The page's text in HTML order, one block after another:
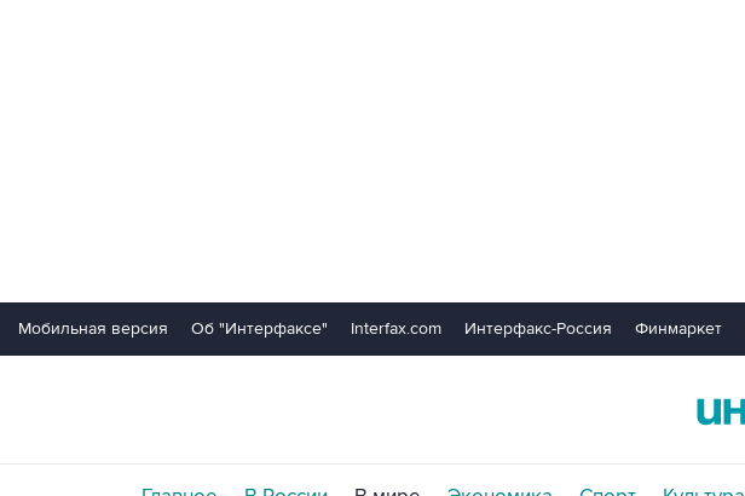
Мобильная версия Об "Интерфаксе" Interfax.com Интерфакс-Россия Финмаркет